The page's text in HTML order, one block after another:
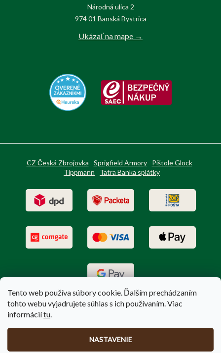
Tento web používa súbory cookie. Ďalším prechádzaním
tohto webu vyjadrujete súhlas s ich používaním. Viac
informáciítu.
NASTAVENIE
Národná ulica 2
974 01 Banská Bystrica
Ukázať na mape →
CZ Česká Zbrojovka Sprigfield Armory
Pištole Glock
Tippmann
Tatra Banka splátky